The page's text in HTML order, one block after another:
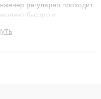
регулярно проходит
быстро и
мастера решают